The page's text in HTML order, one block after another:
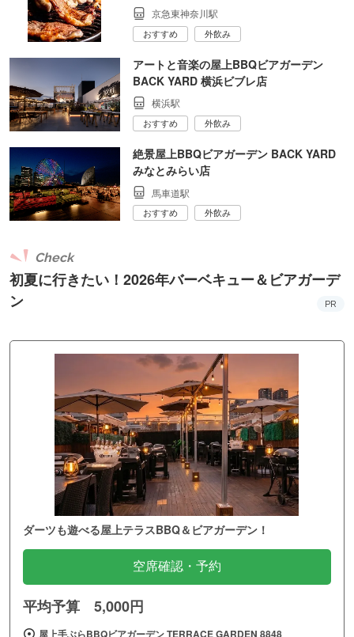
京急東神奈川駅
おすすめ 外飲み
アートと音楽の屋上BBQビアガーデン
BACK YARD 横浜ビブレ店
横浜駅
おすすめ 外飲み
絶景屋上BBQビアガーデン BACK YARD
みなとみらい店
馬車道駅
おすすめ 外飲み
初夏に行きたい！2026年バーベキュー＆ビアガーデ
ン
Check
PR
ダーツも遊べる屋上テラスBBQ＆ビアガーデン！
空席確認・予約
平均予算 5,000円